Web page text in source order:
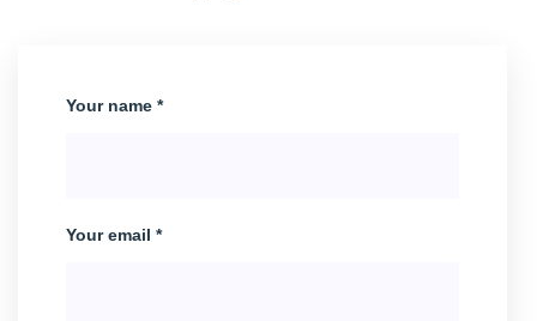
Your name *
Your email *